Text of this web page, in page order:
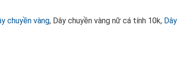
chuyền vàng, Dây chuyền vàng nữ cá tính 10k,